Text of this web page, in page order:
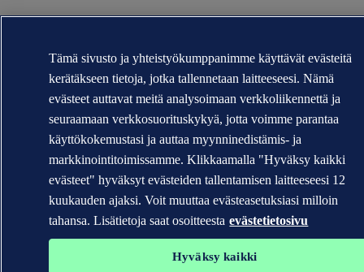
Tämä sivusto ja yhteistyökumppanimme käyttävät evästeitä
kerätäkseen tietoja, jotka tallennetaan laitteeseesi. Nämä
evästeet auttavat meitä analysoimaan verkkoliikennettä ja
seuraamaan verkkosuorituskykyä, jotta voimme parantaa
käyttökokemustasi ja auttaa myynninedistämis- ja
markkinointitoimissamme. Klikkaamalla "Hyväksy kaikki
evästeet" hyväksyt evästeiden tallentamisen laitteeseesi 12
kuukauden ajaksi. Voit muuttaa evästeasetuksiasi milloin
tahansa. Lisätietoja saat osoitteesta evästetietosivu
Hyväksy kaikki